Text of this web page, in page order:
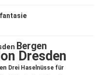
Bergen
Dresden
Drei Haselnüsse für